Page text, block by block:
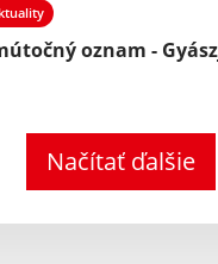
oznam -
Načítať ďalšie